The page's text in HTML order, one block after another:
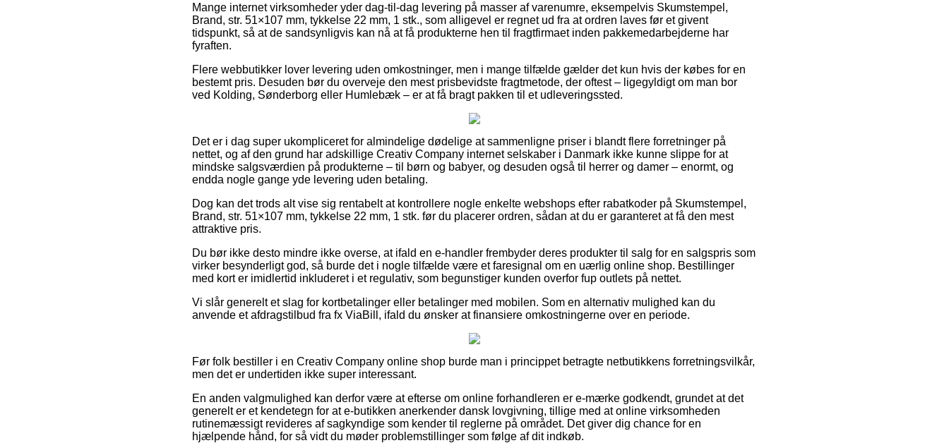
Mange internet virksomheder yder dag-til-dag levering på masser af varenumre, eksempelvis Skumstempel,
Brand, str. 51×107 mm, tykkelse 22 mm, 1 stk., som alligevel er regnet ud fra at ordren laves før et givent
tidspunkt, så at de sandsynligvis kan nå at få produkterne hen til fragtfirmaet inden pakkemedarbejderne har
fyraften.
Flere webbutikker lover levering uden omkostninger, men i mange tilfælde gælder det kun hvis der købes for en
bestemt pris. Desuden bør du overveje den mest prisbevidste fragtmetode, der oftest – ligegyldigt om man bor
ved Kolding, Sønderborg eller Humlebæk – er at få bragt pakken til et udleveringssted.
Det er i dag super ukompliceret for almindelige dødelige at sammenligne priser i blandt flere forretninger på
nettet, og af den grund har adskillige Creativ Company internet selskaber i Danmark ikke kunne slippe for at
mindske salgsværdien på produkterne – til børn og babyer, og desuden også til herrer og damer – enormt, og
endda nogle gange yde levering uden betaling.
Dog kan det trods alt vise sig rentabelt at kontrollere nogle enkelte webshops efter rabatkoder på Skumstempel,
Brand, str. 51×107 mm, tykkelse 22 mm, 1 stk. før du placerer ordren, sådan at du er garanteret at få den mest
attraktive pris.
Du bør ikke desto mindre ikke overse, at ifald en e-handler frembyder deres produkter til salg for en salgspris som
virker besynderligt god, så burde det i nogle tilfælde være et faresignal om en uærlig online shop. Bestillinger
med kort er imidlertid inkluderet i et regulativ, som begunstiger kunden overfor fup outlets på nettet.
Vi slår generelt et slag for kortbetalinger eller betalinger med mobilen. Som en alternativ mulighed kan du
anvende et afdragstilbud fra fx ViaBill, ifald du ønsker at finansiere omkostningerne over en periode.
Før folk bestiller i en Creativ Company online shop burde man i princippet betragte netbutikkens forretningsvilkår,
men det er undertiden ikke super interessant.
En anden valgmulighed kan derfor være at efterse om online forhandleren er e-mærke godkendt, grundet at det
generelt er et kendetegn for at e-butikken anerkender dansk lovgivning, tillige med at online virksomheden
rutinemæssigt revideres af sagkyndige som kender til reglerne på området. Det giver dig chance for en
hjælpende hånd, for så vidt du møder problemstillinger som følge af dit indkøb.